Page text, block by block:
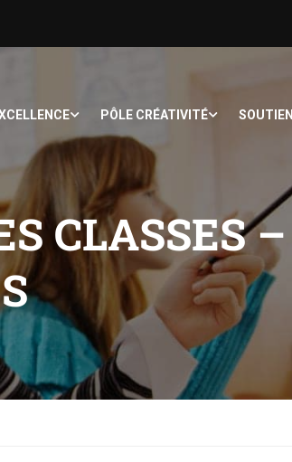
PÔLE CRÉATIVITÉ SOUTIEN
CLASSES –